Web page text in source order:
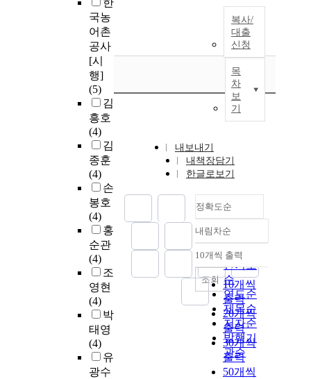
한
국농
어촌
공사
[시
행]
(5)
김
흥호
(4)
김
종훈
(4)
손
봉호
(4)
홍
순관
(4)
조
영현
(4)
박
태영
(4)
유
광수
복사/
대출
신청
목
차
보
기
내보내기
내책장담기
한글로보기
정확도순
정확도
순
인기도
순
연도순
제목순
저자순
발행기
관순
내림차순
내림차순
10개씩 출력
10개씩
출력
20개씩
출력
30개씩
출력
50개씩
조회